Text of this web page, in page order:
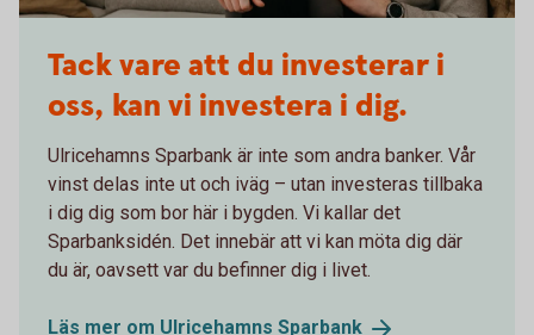
Tack vare att du investerar i
oss, kan vi investera i dig.
Ulricehamns Sparbank är inte som andra banker. Vår
vinst delas inte ut och iväg – utan investeras tillbaka
i dig dig som bor här i bygden. Vi kallar det
Sparbanksidén. Det innebär att vi kan möta dig där
du är, oavsett var du befinner dig i livet.
Läs mer om Ulricehamns Sparbank